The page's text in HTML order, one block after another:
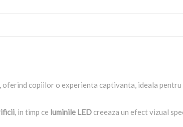
copiilor o experienta captivanta, ideala pentru
, in timp ce luminile LED creeaza un efect vizual